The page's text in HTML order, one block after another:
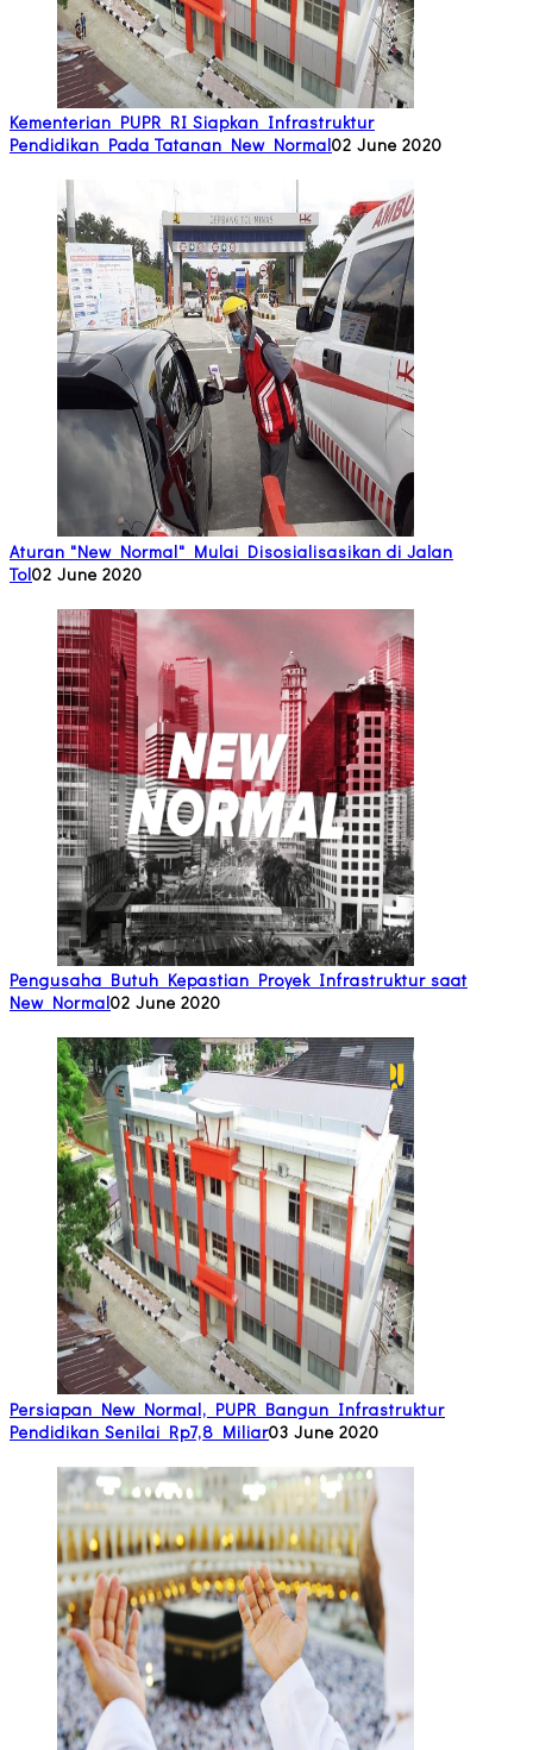
Kementerian PUPR RI Siapkan Infrastruktur
Pendidikan Pada Tatanan New Normal02 June 2020
Aturan "New Normal" Mulai Disosialisasikan di Jalan
Tol02 June 2020
Pengusaha Butuh Kepastian Proyek Infrastruktur saat
New Normal02 June 2020
Persiapan New Normal, PUPR Bangun Infrastruktur
Pendidikan Senilai Rp7,8 Miliar03 June 2020